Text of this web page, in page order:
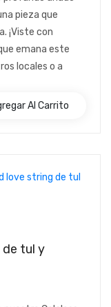
pieza que
¡Viste con
emana este
locales o a
Al Carrito
de tul y